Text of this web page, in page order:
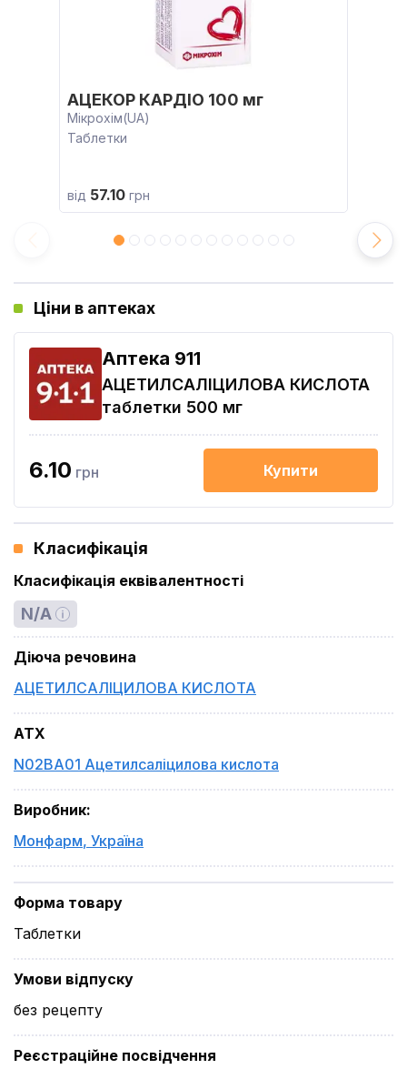
АЦЕКОР КАРДІО 100 мг
Мікрохім(UA)
Таблетки
від 57.10 грн
Ціни в аптеках
Aптека 911
АЦЕТИЛСАЛІЦИЛОВА КИСЛОТА
таблетки 500 мг
6.10 грн Купити
Класифікація
Класифікація еквівалентності
N/A
Діюча речовина
АЦЕТИЛСАЛІЦИЛОВА КИСЛОТА
ATX
N02BA01 Ацетилсаліцилова кислота
Виробник:
Монфарм, Україна
Форма товару
Таблетки
Умови відпуску
без рецепту
Реєстраційне посвідчення